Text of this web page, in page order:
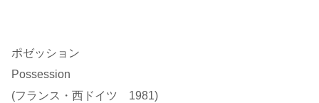
ポゼッション
Possession
(フランス・西ドイツ 1981)